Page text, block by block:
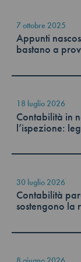
7 ottobre 2025
Appunti
bastano a
18 luglio 2026
Contabilità in
l’ispezione:
30 luglio 2026
Contabilità
sostengono la